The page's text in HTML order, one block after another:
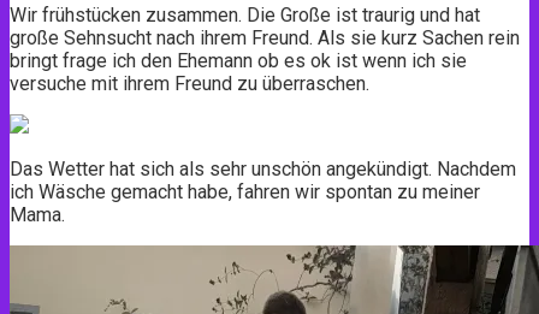
Wir frühstücken zusammen. Die Große ist traurig und hat
große Sehnsucht nach ihrem Freund. Als sie kurz Sachen rein
bringt frage ich den Ehemann ob es ok ist wenn ich sie
versuche mit ihrem Freund zu überraschen.
Das Wetter hat sich als sehr unschön angekündigt. Nachdem
ich Wäsche gemacht habe, fahren wir spontan zu meiner
Mama.